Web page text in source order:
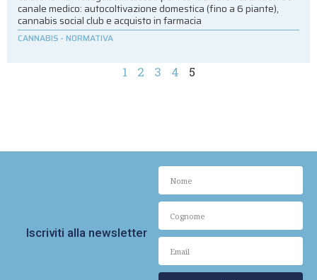
canale medico: autocoltivazione domestica (fino a 6 piante),
cannabis social club e acquisto in farmacia
CANNABIS - NORMATIVA
1 2 3 4 5
Iscriviti alla newsletter